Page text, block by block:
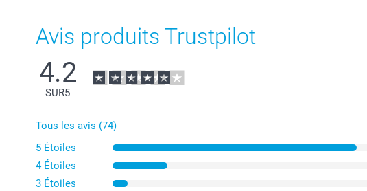
Avis produits Trustpilot
4.2
SUR5
Tous les avis (74)
5 Étoiles
4 Étoiles
3 Étoiles